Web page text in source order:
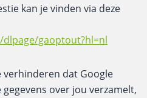
kan je vinden via deze
gaoptout?hl=nl
verhinderen dat Google
over jou verzamelt,